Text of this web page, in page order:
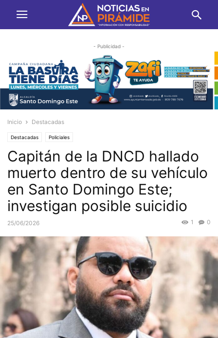
- Publicidad -
Inicio Destacadas
Destacadas Policiales
Capitán de la DNCD hallado
muerto dentro de su vehículo
en Santo Domingo Este;
investigan posible suicidio
25/06/2026 0
1